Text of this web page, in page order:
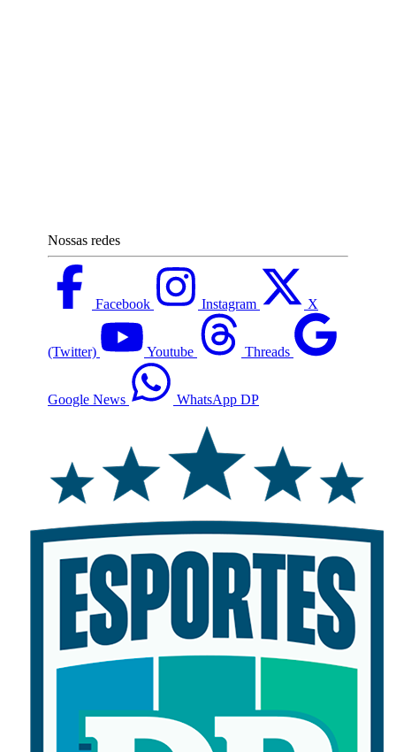
Nossas redes
Facebook Instagram X
(Twitter) Youtube Threads
Google News WhatsApp DP